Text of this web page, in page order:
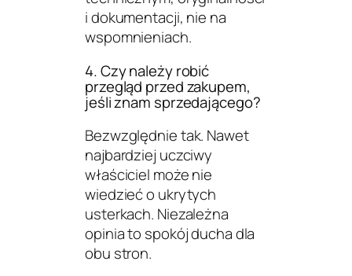
i dokumentacji, nie na
wspomnieniach.
4. Czy należy robić
przegląd przed zakupem,
jeśli znam sprzedającego?
Bezwzględnie tak. Nawet
najbardziej uczciwy
właściciel może nie
wiedzieć o ukrytych
usterkach. Niezależna
opinia to spokój ducha dla
obu stron.